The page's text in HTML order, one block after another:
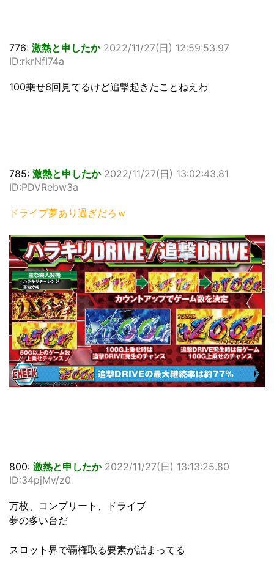
776: 激熱と申したか 2022/11/27(日) 12:59:53.97
ID:rkrNfI74a
100乗せ6回見てるけど追撃起きたことねえわ
785: 激熱と申したか 2022/11/27(日) 13:02:43.81
ID:PDVRebw3a
ドライブ夢あり過ぎだろｗ
800: 激熱と申したか 2022/11/27(日) 13:13:25.80
ID:34pjMv/z0
万枚、コンプリート、ドライブ
夢の多い台だ
スロット界で覇権取る要素が詰まってる